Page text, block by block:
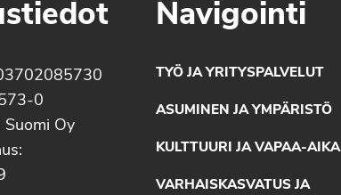
0
Suomi Oy
Navigointi
TYÖ JA YRITYSPALVELUT
ASUMINEN JA YMPÄRISTÖ
KULTTUURI JA VAPAA-AIKA
VARHAISKASVATUS JA